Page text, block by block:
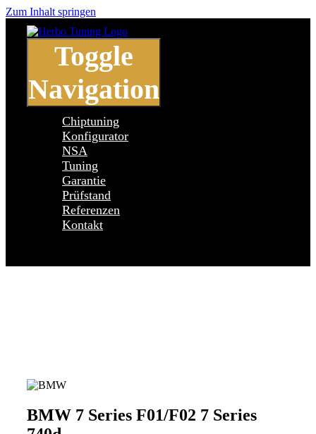
Zum Inhalt springen
Toggle
Navigation
Chiptuning
Konfigurator
NSA
Tuning
Garantie
Prüfstand
Referenzen
Kontakt
BMW 7 Series F01/F02 7 Series